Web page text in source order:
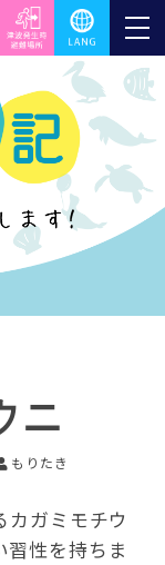
ニ
もりたき
ガミモチウ
性を持ちま